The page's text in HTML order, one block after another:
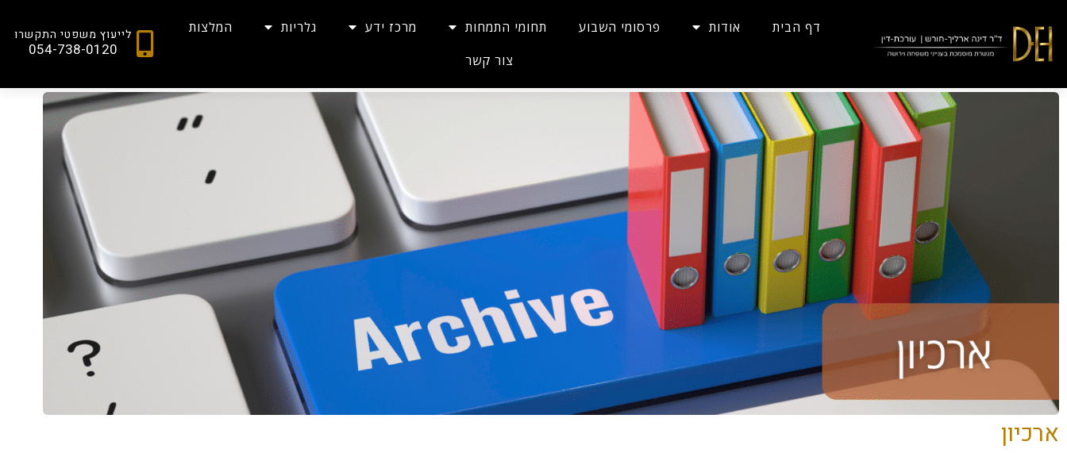
דף הבית אודות פרסומי השבוע תחומי התמחות מרכז ידע גלריות
המלצות
צור קשר
לייעוץ משפטי התקשרו
054-738-0120
ארכיון